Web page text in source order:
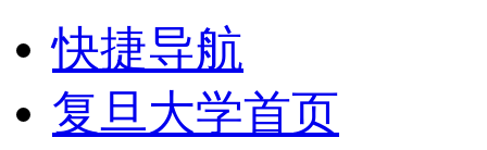
快捷导航
复旦大学首页